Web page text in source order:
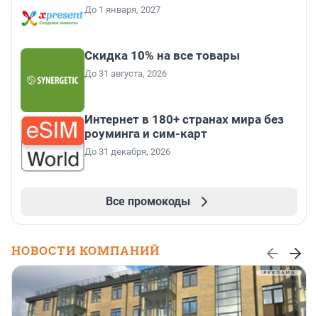
До 1 января, 2027
Скидка 10% на все товары
До 31 августа, 2026
Интернет в 180+ странах мира без
роуминга и сим-карт
До 31 декабря, 2026
Все промокоды
НОВОСТИ КОМПАНИЙ